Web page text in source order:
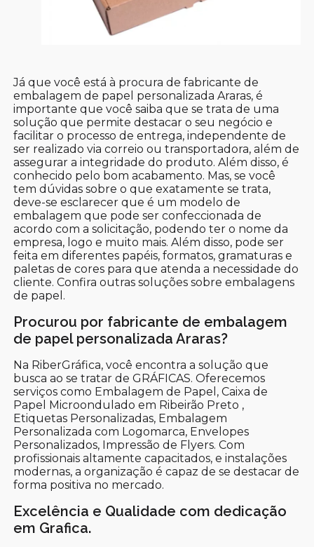
Já que você está à procura de fabricante de
embalagem de papel personalizada Araras, é
importante que você saiba que se trata de uma
solução que permite destacar o seu negócio e
facilitar o processo de entrega, independente de
ser realizado via correio ou transportadora, além de
assegurar a integridade do produto. Além disso, é
conhecido pelo bom acabamento. Mas, se você
tem dúvidas sobre o que exatamente se trata,
deve-se esclarecer que é um modelo de
embalagem que pode ser confeccionada de
acordo com a solicitação, podendo ter o nome da
empresa, logo e muito mais. Além disso, pode ser
feita em diferentes papéis, formatos, gramaturas e
paletas de cores para que atenda a necessidade do
cliente. Confira outras soluções sobre embalagens
de papel.
Procurou por fabricante de embalagem
de papel personalizada Araras?
Na RiberGráfica, você encontra a solução que
busca ao se tratar de GRÁFICAS. Oferecemos
serviços como Embalagem de Papel, Caixa de
Papel Microondulado em Ribeirão Preto ,
Etiquetas Personalizadas, Embalagem
Personalizada com Logomarca, Envelopes
Personalizados, Impressão de Flyers. Com
profissionais altamente capacitados, e instalações
modernas, a organização é capaz de se destacar de
forma positiva no mercado.
Excelência e Qualidade com dedicação
em Grafica.